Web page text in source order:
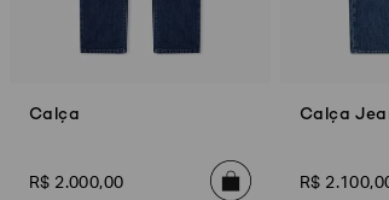
Calça
R$ 2.000,00
Calça
R$ 2.100,